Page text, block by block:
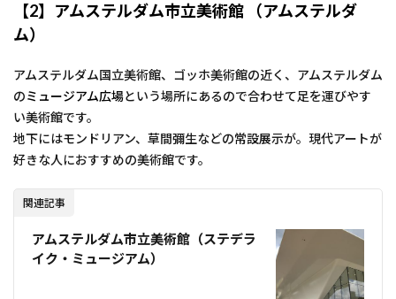
【2】アムステルダム市立美術館 （アムステルダ
ム）
アムステルダム国立美術館、ゴッホ美術館の近く、アムステルダム
のミュージアム広場という場所にあるので合わせて足を運びやす
い美術館です。
地下にはモンドリアン、草間彌生などの常設展示が。現代アートが
好きな人におすすめの美術館です。
関連記事
アムステルダム市立美術館（ステデラ
イク・ミュージアム）